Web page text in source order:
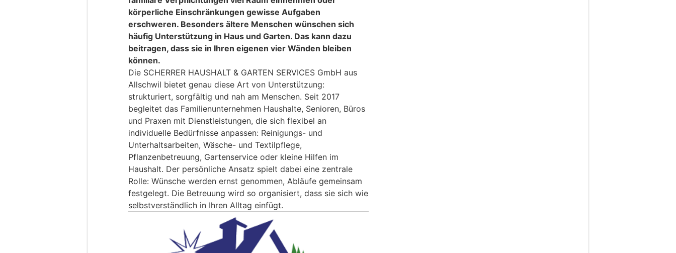
körperliche Einschränkungen gewisse Aufgaben
erschweren. Besonders ältere Menschen wünschen sich
häufig Unterstützung in Haus und Garten. Das kann dazu
beitragen, dass sie in Ihren eigenen vier Wänden bleiben
können.
Die SCHERRER HAUSHALT & GARTEN SERVICES GmbH aus
Allschwil bietet genau diese Art von Unterstützung:
strukturiert, sorgfältig und nah am Menschen. Seit 2017
begleitet das Familienunternehmen Haushalte, Senioren, Büros
und Praxen mit Dienstleistungen, die sich flexibel an
individuelle Bedürfnisse anpassen: Reinigungs- und
Unterhaltsarbeiten, Wäsche- und Textilpflege,
Pflanzenbetreuung, Gartenservice oder kleine Hilfen im
Haushalt. Der persönliche Ansatz spielt dabei eine zentrale
Rolle: Wünsche werden ernst genommen, Abläufe gemeinsam
festgelegt. Die Betreuung wird so organisiert, dass sie sich wie
selbstverständlich in Ihren Alltag einfügt.